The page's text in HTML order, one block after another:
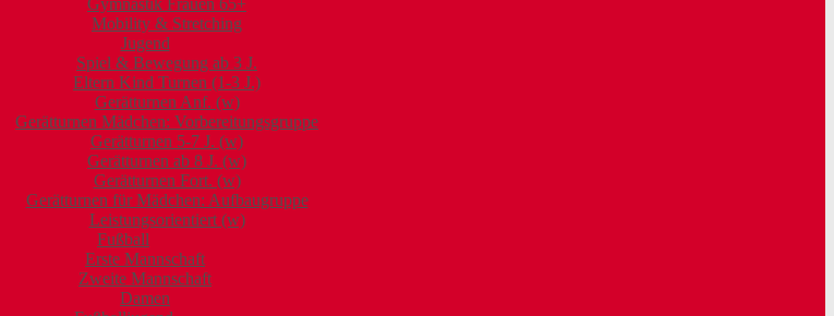
Gymnastik Frauen 65+
Mobility & Stretching
Jugend
Spiel & Bewegung ab 3 J.
Eltern Kind Turnen (1-3 J.)
Gerätturnen Anf. (w)
Gerätturnen Mädchen: Vorbereitungsgruppe
Gerätturnen 5-7 J. (w)
Gerätturnen ab 8 J. (w)
Gerätturnen Fort. (w)
Gerätturnen für Mädchen: Aufbaugruppe
Leistungsorientiert (w)
Fußball
Erste Mannschaft
Zweite Mannschaft
Damen